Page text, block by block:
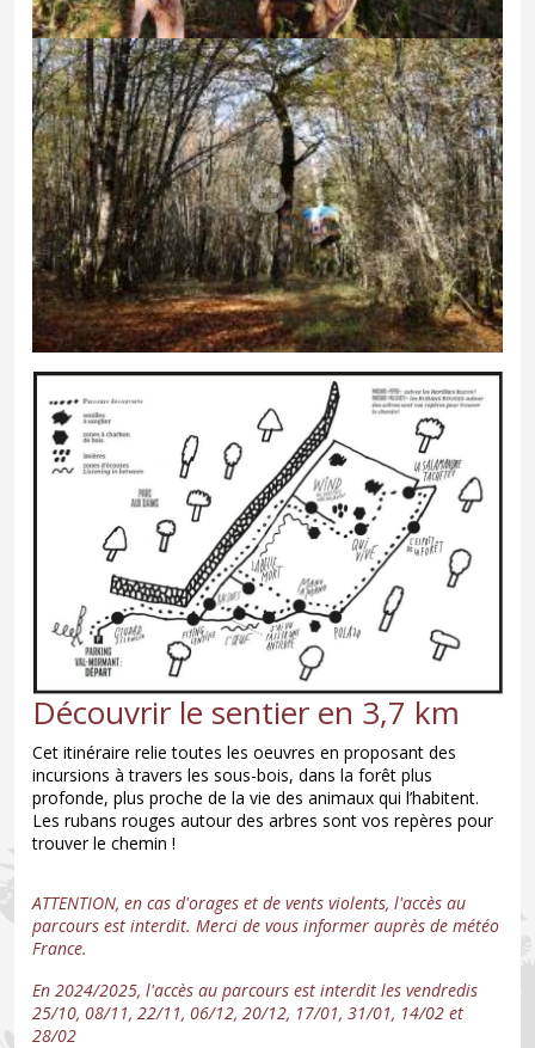
Découvrir le sentier en 3,7 km
Cet itinéraire relie toutes les oeuvres en proposant des
incursions à travers les sous-bois, dans la forêt plus
profonde, plus proche de la vie des animaux qui l’habitent.
Les rubans rouges autour des arbres sont vos repères pour
trouver le chemin !
ATTENTION, en cas d'orages et de vents violents, l'accès au
parcours est interdit. Merci de vous informer auprès de météo
France.
En 2024/2025, l'accès au parcours est interdit les vendredis
25/10, 08/11, 22/11, 06/12, 20/12, 17/01, 31/01, 14/02 et
28/02